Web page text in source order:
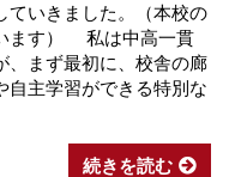
ていきました。（本校の
ます） 私は中高一貫
、まず最初に、校舎の廊
自主学習ができる特別な
続きを読む